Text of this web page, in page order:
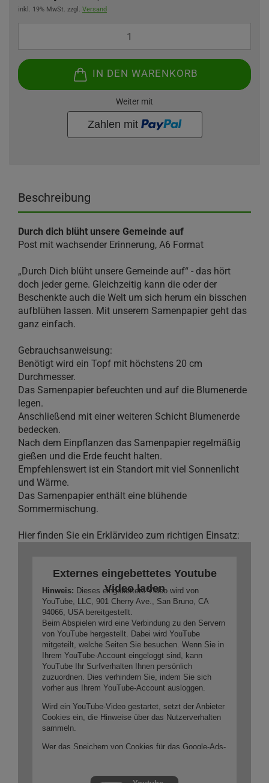
inkl. 19% MwSt. zzgl. Versand
IN DEN WARENKORB
Weiter mit
Beschreibung
Durch dich blüht unsere Gemeinde auf
Post mit wachsender Erinnerung, A6 Format
„Durch Dich blüht unsere Gemeinde auf“ - das hört
doch jeder gerne. Gleichzeitig kann die oder der
Beschenkte auch die Welt um sich herum ein bisschen
aufblühen lassen. Mit unserem Samenpapier geht das
ganz einfach.
Gebrauchsanweisung:
Benötigt wird ein Topf mit höchstens 20 cm
Durchmesser.
Das Samenpapier befeuchten und auf die Blumenerde
legen.
Anschließend mit einer weiteren Schicht Blumenerde
bedecken.
Nach dem Einpflanzen das Samenpapier regelmäßig
gießen und die Erde feucht halten.
Empfehlenswert ist ein Standort mit viel Sonnenlicht
und Wärme.
Das Samenpapier enthält eine blühende
Sommermischung.
Hier finden Sie ein Erklärvideo zum richtigen Einsatz:
Externes eingebettetes Youtube
Video laden
Hinweis: Dieses eingebettete Video wird von
YouTube, LLC, 901 Cherry Ave., San Bruno, CA
94066, USA bereitgestellt.
Beim Abspielen wird eine Verbindung zu den Servern
von YouTube hergestellt. Dabei wird YouTube
mitgeteilt, welche Seiten Sie besuchen. Wenn Sie in
Ihrem YouTube-Account eingeloggt sind, kann
YouTube Ihr Surfverhalten Ihnen persönlich
zuzuordnen. Dies verhindern Sie, indem Sie sich
vorher aus Ihrem YouTube-Account ausloggen.
Wird ein YouTube-Video gestartet, setzt der Anbieter
Cookies ein, die Hinweise über das Nutzerverhalten
sammeln.
Wer das Speichern von Cookies für das Google-Ads-
Cookies rechnen müssen. YouTube legt aber auch in